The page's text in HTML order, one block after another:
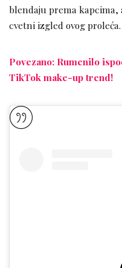
blendaju prema kapcima,
cvetni izgled ovog proleća.
Povezano: Rumenilo
TikTok make-up trend!